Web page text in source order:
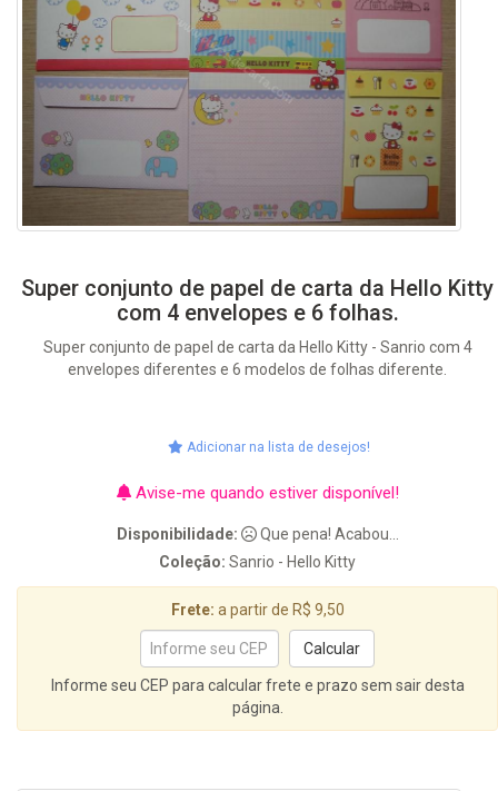
Super conjunto de papel de carta da Hello Kitty
com 4 envelopes e 6 folhas.
Super conjunto de papel de carta da Hello Kitty - Sanrio com 4
envelopes diferentes e 6 modelos de folhas diferente.
Adicionar na lista de desejos!
Avise-me quando estiver disponível!
Disponibilidade:
Que pena! Acabou...
Coleção: Sanrio - Hello Kitty
Frete: a partir de R$ 9,50
Informe seu CEP para calcular frete e prazo sem sair desta
página.